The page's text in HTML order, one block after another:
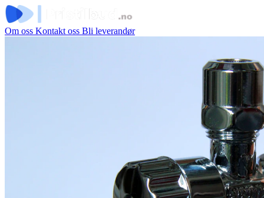
Om oss Kontakt oss Bli leverandør